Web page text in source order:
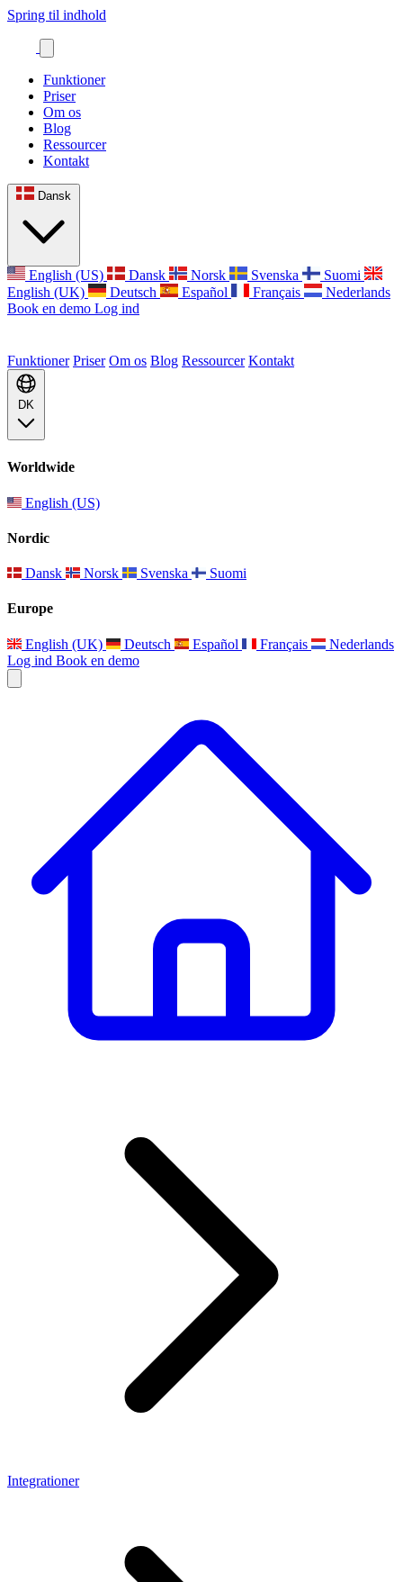
Spring til indhold
Funktioner
Priser
Om os
Blog
Ressourcer
Kontakt
Dansk
English (US) Dansk Norsk Svenska
Suomi
English (UK)
Deutsch Español Français
Nederlands
Book en demo Log ind
Funktioner Priser Om os Blog Ressourcer Kontakt
DK
Worldwide
English (US)
Nordic
Dansk Norsk Svenska Suomi
Europe
English (UK) Deutsch Español Français
Nederlands
Log ind Book en demo
Integrationer